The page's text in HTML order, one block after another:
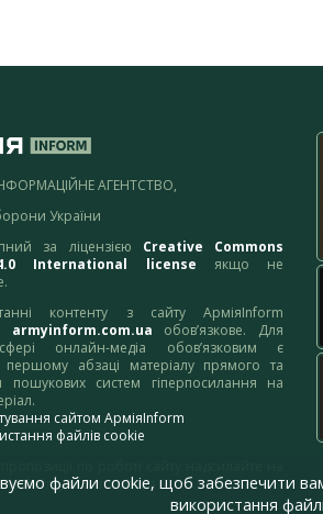
АГЕНТСТВО,
України
за ліцензією Creative Commons
International license якщо не
контенту з сайту АрміяInform
armyinform.com.ua обов’язкове. Для
онлайн-медіа обов’язковим є
абзаці матеріалу прямого та
пошукових систем гіперпосилання на
сайтом АрміяInform
файлів cookie
файли cookie, щоб забезпечити
використання